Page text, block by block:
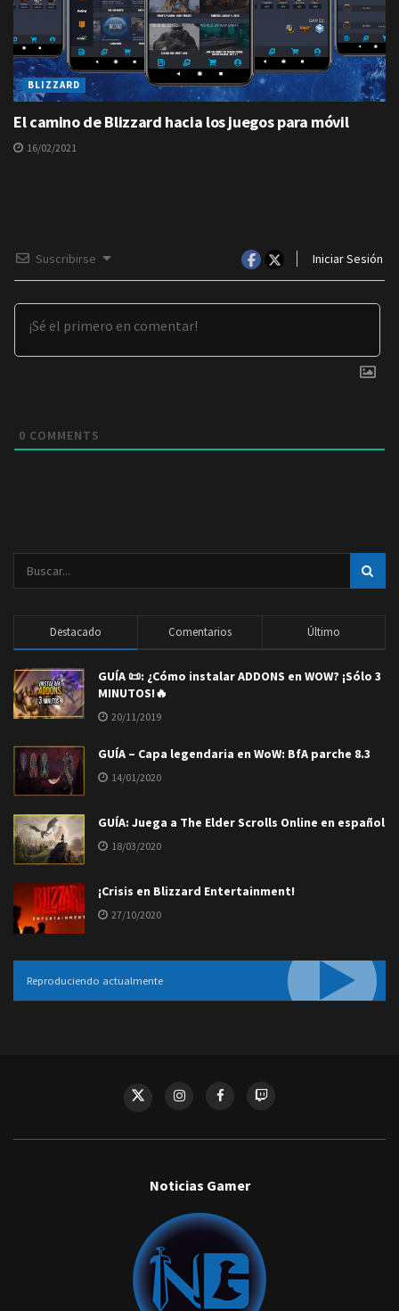
BLIZZARD
El camino de Blizzard hacia los juegos para móvil
16/02/2021
Suscribirse Iniciar Sesión
0 COMMENTS
Destacado Comentarios Último
GUÍA 📜: ¿Cómo instalar ADDONS en WOW? ¡Sólo 3
MINUTOS!🔥
20/11/2019
GUÍA – Capa legendaria en WoW: BfA parche 8.3
14/01/2020
GUÍA: Juega a The Elder Scrolls Online en español
18/03/2020
¡Crisis en Blizzard Entertainment!
27/10/2020
Reproduciendo actualmente
Noticias Gamer